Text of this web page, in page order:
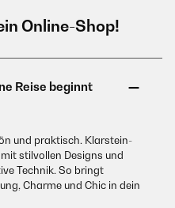
Online-Shop!
und praktisch. Klarstein-
stilvollen Designs und
Technik. So bringt
Charme und Chic in dein